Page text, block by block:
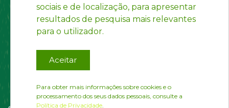
sociais e de localização, para apresentar
resultados de pesquisa mais relevantes
para o utilizador.
Aceitar
Para obter mais informações sobre cookies e o
processamento dos seus dados pessoais, consulte a
Política de Privacidade.